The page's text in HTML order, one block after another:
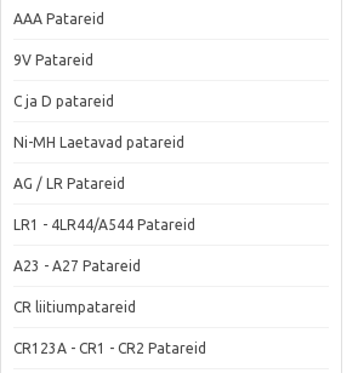
AAA Patareid
9V Patareid
C ja D patareid
Ni-MH Laetavad patareid
AG / LR Patareid
LR1 - 4LR44/A544 Patareid
A23 - A27 Patareid
CR liitiumpatareid
CR123A - CR1 - CR2 Patareid